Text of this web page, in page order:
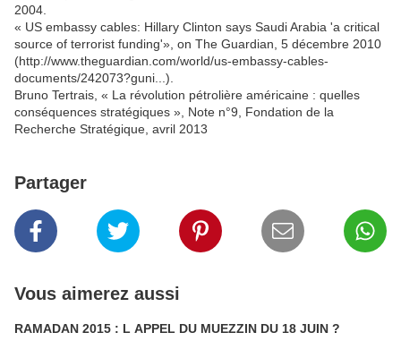
2004.
« US embassy cables: Hillary Clinton says Saudi Arabia 'a critical
source of terrorist funding'», on The Guardian, 5 décembre 2010
(http://www.theguardian.com/world/us-embassy-cables-
documents/242073?guni...).
Bruno Tertrais, « La révolution pétrolière américaine : quelles
conséquences stratégiques », Note n°9, Fondation de la
Recherche Stratégique, avril 2013
Partager
Vous aimerez aussi
RAMADAN 2015 : L APPEL DU MUEZZIN DU 18 JUIN ?